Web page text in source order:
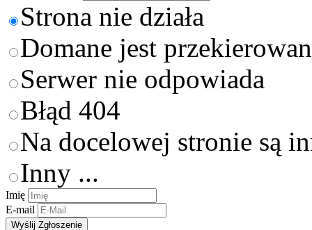
Strona nie działa
Domane jest
Serwer nie odpowiada
Błąd 404
Na docelowej stronie są
Inny ...
Imię
E-mail